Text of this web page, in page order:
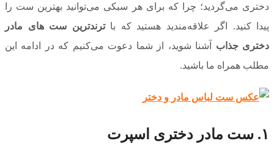
دختری می‌گردید؛ چرا که برای هر سبکی می‌توانید بهترین ست را
پیدا کنید. اگر علاقه‌مندید هستید که باترندترین ست ‌های مادر
دختری جذاب آشنا شوید، از شما دعوت می‌کنیم که در ادامه این
مطلب همراه ما باشید.
۱. ست مادر دختری اسپرت